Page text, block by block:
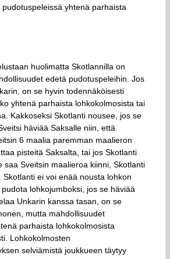
yhtenä parhaista
huolimatta Skotlannilla on
edetä pudotuspeleihin. Jos
on se hyvin todennäköisesti
yhtenä parhaista lohkokolmosista tai
Kakkoseksi Skotlanti nousee, jos se
häviää Saksalle niin, että
6 maalia paremman maalieron
pisteitä Saksalta, tai jos Skotlanti
saa Sveitsin maalieroa kiinni, Skotlanti
Skotlanti ei voi enää nousta lohkon
lohkojumboksi, jos se häviää
Unkarin kanssa tasan, on se
mutta mahdollisuudet
parhaista lohkokolmosista
Lohkokolmosten
selviämistä joukkueen täytyy